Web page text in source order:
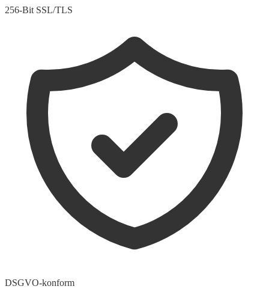
256-Bit SSL/TLS
DSGVO-konform